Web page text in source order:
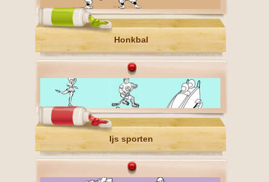
Honkbal
Ijs sporten